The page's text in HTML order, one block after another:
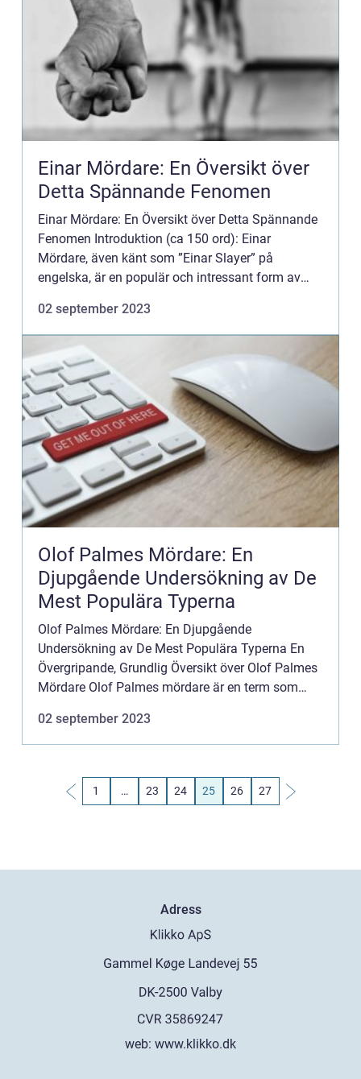
Einar Mördare: En Översikt över
Detta Spännande Fenomen
Einar Mördare: En Översikt över Detta Spännande
Fenomen Introduktion (ca 150 ord): Einar
Mördare, även känt som ”Einar Slayer” på
engelska, är en populär och intressant form av
fångat fantasin ho...
02 september 2023
Olof Palmes Mördare: En
Djupgående Undersökning av De
Mest Populära Typerna
Olof Palmes Mördare: En Djupgående
Undersökning av De Mest Populära Typerna En
Övergripande, Grundlig Översikt över Olof Palmes
Mördare Olof Palmes mördare är en term som
eller metoder som har använts...
02 september 2023
1 … 23 24 25 26 27
Adress
web: www.klikko.dk